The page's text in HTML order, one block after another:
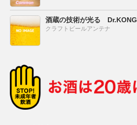
酒蔵の技術が光る Dr.KONG
クラフトビールアンテナ